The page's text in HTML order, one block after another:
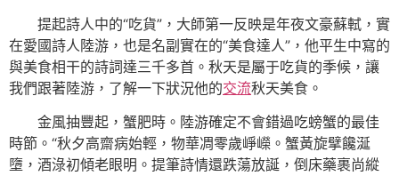
提起詩人中的“吃貨”，大師第一反映是年夜文豪蘇軾，實
在愛國詩人陸游，也是名副實在的“美食達人”，他平生中寫的
與美食相干的詩詞達三千多首。秋天是屬于吃貨的季候，讓
我們跟著陸游，了解一下狀況他的交流秋天美食。
金風抽豐起，蟹肥時。陸游確定不會錯過吃螃蟹的最佳
時節。“秋夕高齋病始輕，物華凋零歲崢嶸。蟹黃旋擘饞涎
墮，酒淥初傾老眼明。提筆詩情還跌蕩放誕，倒床藥裹尚縱